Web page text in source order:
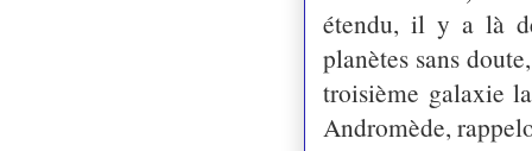
étendu, il y a là
planètes sans
troisième galaxie
Andromède,